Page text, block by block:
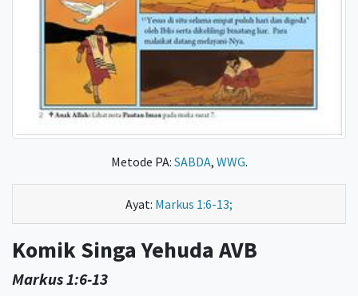
Metode PA: SABDA, WWG.
Ayat: Markus 1:6-13;
Komik Singa Yehuda AVB
Markus 1:6-13